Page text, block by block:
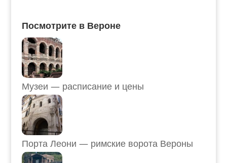
Посмотрите в Вероне
Музеи — расписание и цены
Порта Леони — римские ворота Вероны